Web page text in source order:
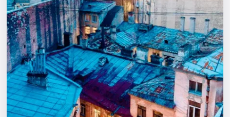
Спорт
События
Города
Площадки